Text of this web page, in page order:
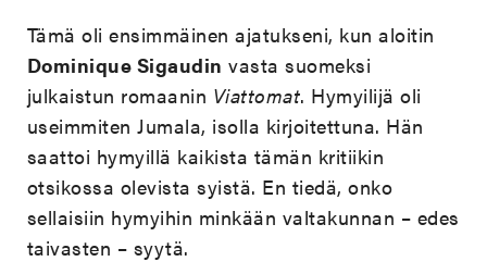
Tämä oli ensimmäinen ajatukseni, kun aloitin
Dominique Sigaudin vasta suomeksi
julkaistun romaanin Viattomat. Hymyilijä oli
useimmiten Jumala, isolla kirjoitettuna. Hän
saattoi hymyillä kaikista tämän kritiikin
otsikossa olevista syistä. En tiedä, onko
sellaisiin hymyihin minkään valtakunnan – edes
taivasten – syytä.